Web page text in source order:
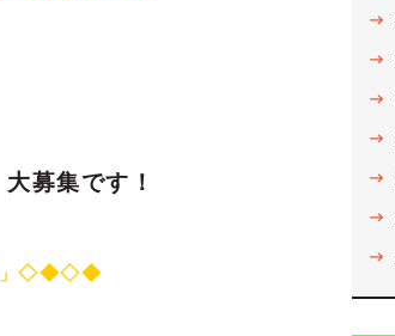
大募集です！
」◇◆◇◆